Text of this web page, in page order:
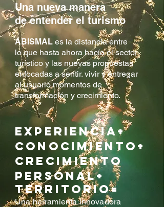
Una nueva manera
de entender el turismo
ABISMAL es la distancia entre
lo que hasta ahora hacía el sector
turístico y las nuevas propuestas
enfocadas a sentir. vivir y entregar
al usuario momentos de
transformación y crecimiento.
Experiencia+
Conocimiento+
Crecimiento
personal+
Territorio=
Una herramienta innovadora